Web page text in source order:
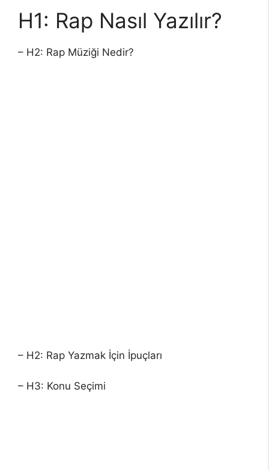
H1: Rap Nasıl Yazılır?
– H2: Rap Müziği Nedir?
– H2: Rap Yazmak İçin İpuçları
– H3: Konu Seçimi